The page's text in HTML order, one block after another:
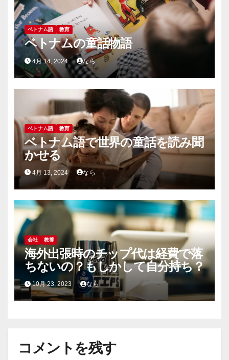
ベトナム語 教育
ベトナムの童話物語
4月 14, 2024 なら
ベトナム語 教育
ベトナム語で世界の童話を読み聞
かせる
4月 13, 2024 なら
会社 教養
海外出張時のチップ代は経費で落
ちないの？もしかして自分持ち？
10月 23, 2023 なら
コメントを残す